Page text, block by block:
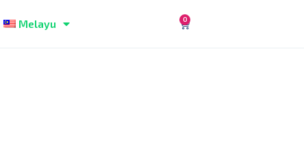
Melayu 0